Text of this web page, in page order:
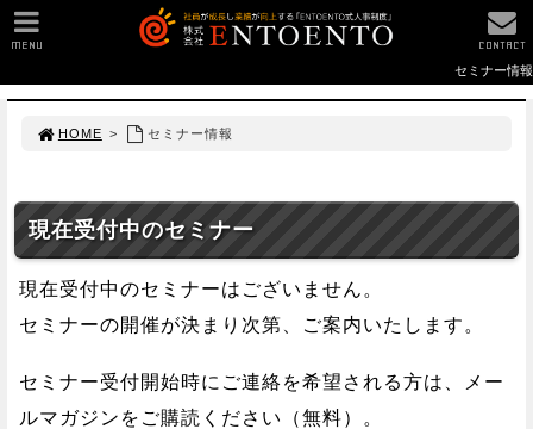
セミナー情報
HOME > セミナー情報
現在受付中のセミナー
現在受付中のセミナーはございません。
セミナーの開催が決まり次第、ご案内いたします。
セミナー受付開始時にご連絡を希望される方は、メー
ルマガジンをご購読ください（無料）。
MENU CONTACT